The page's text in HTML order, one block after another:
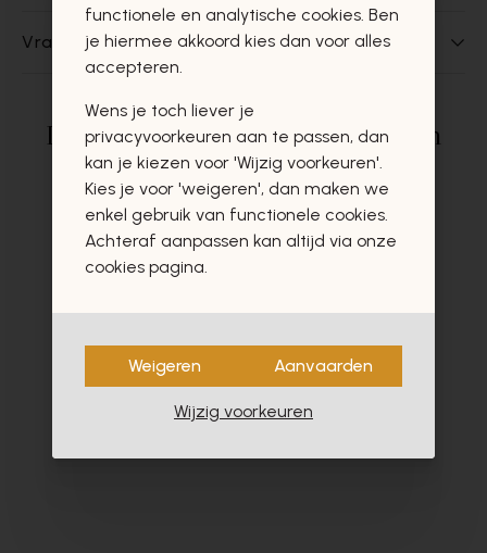
Vragen over dit product?
Deze producten zullen u zeker en
vast ook interesseren
- 40%
functionele en analytische cookies. Ben
je hiermee akkoord kies dan voor alles
accepteren.
Wens je toch liever je
privacyvoorkeuren aan te passen, dan
kan je kiezen voor 'Wijzig voorkeuren'.
Kies je voor 'weigeren', dan maken we
enkel gebruik van functionele cookies.
Achteraf aanpassen kan altijd via onze
cookies pagina.
Weigeren Aanvaarden
Wijzig voorkeuren